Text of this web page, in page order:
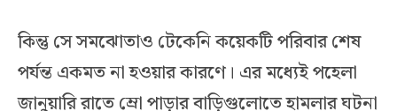
কিন্তু সে সমঝোতাও টেকেনি কয়েকটি পরিবার শেষ
পর্যন্ত একমত না হওয়ার কারণে। এর মধ্যেই পহেলা
জানুয়ারি রাতে ম্রো পাড়ার বাড়িগুলোতে হামলার ঘটনা